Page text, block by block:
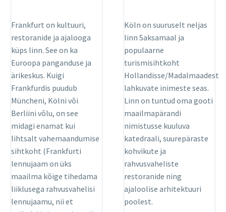
Frankfurt on kultuuri,
restoranide ja ajalooga
küps linn. See on ka
Euroopa panganduse ja
ärikeskus. Kuigi
Frankfurdis puudub
Müncheni, Kölni või
Berliini võlu, on see
midagi enamat kui
lihtsalt vahemaandumise
sihtkoht (Frankfurti
lennujaam on üks
maailma kõige tihedama
liiklusega rahvusvahelisi
lennujaamu, nii et
Köln on suuruselt neljas
linn Saksamaal ja
populaarne
turismisihtkoht
Hollandisse/Madalmaadest
lahkuvate inimeste seas.
Linn on tuntud oma gooti
maailmapärandi
nimistusse kuuluva
katedraali, suurepäraste
kohvikute ja
rahvusvaheliste
restoranide ning
ajaloolise arhitektuuri
poolest.